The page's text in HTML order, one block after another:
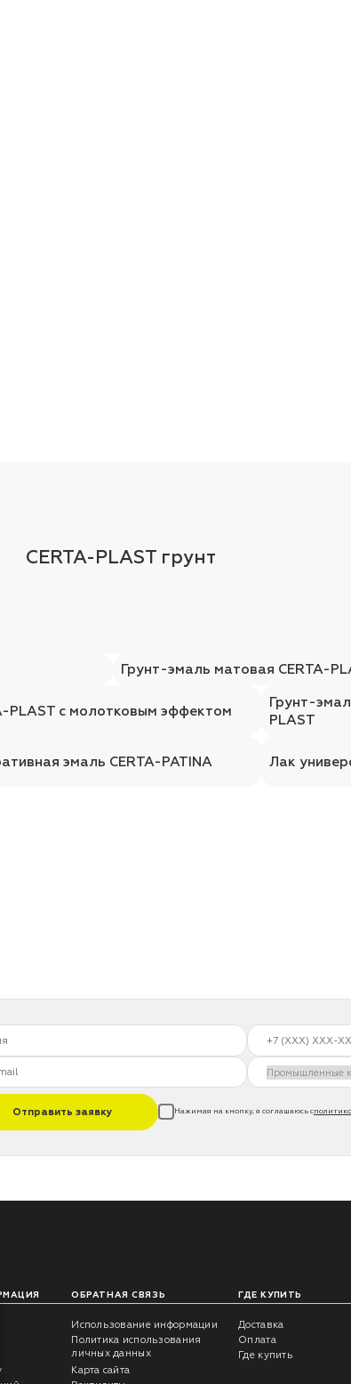
CERTA-PLAST грунт
Грунт-эмаль матовая CERTA-
PLAST с молотковым эффектом
Грунт-
PLAST
эмаль CERTA-PATINA Лак
Отправить заявку Нажимая на кнопку, я соглашаюсь с
ОБРАТНАЯ СВЯЗЬ
Использование информации
Политика использования
личных данных
Карта сайта
ГДЕ КУПИТЬ
Доставка
Оплата
Где купить